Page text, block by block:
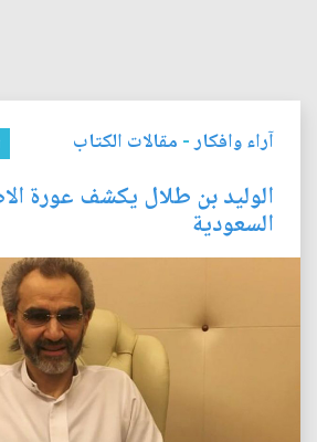
آراء وافكار- مقالات الكتاب
الوليد بن طلال يكشف عورة
السعودية